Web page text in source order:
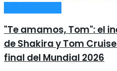
"Te amamos, Tom": el
de Shakira y Tom
final del Mundial 2026